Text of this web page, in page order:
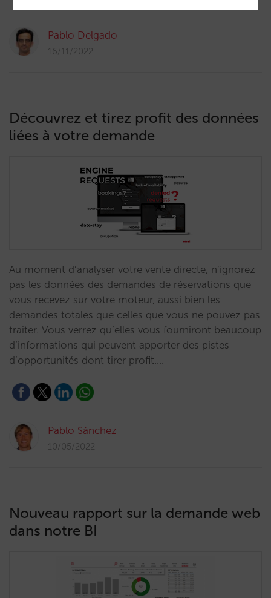
Pablo Delgado
16/11/2022
Découvrez et tirez profit des données
liées à votre demande
Au moment d’analyser votre vente directe, n’ignorez
pas les données des demandes de réservations que
vous recevez sur votre moteur, aussi bien les
demandes totales que celles que vous ne pouvez pas
traiter. Vous verrez qu’elles vous fourniront beaucoup
d’informations qui peuvent apporter des pistes
d’opportunités dont tirer profit.…
Pablo Sánchez
10/05/2022
Nouveau rapport sur la demande web
dans notre BI